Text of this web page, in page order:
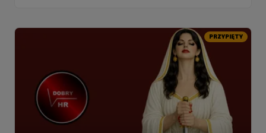
PRZYPIĘTY